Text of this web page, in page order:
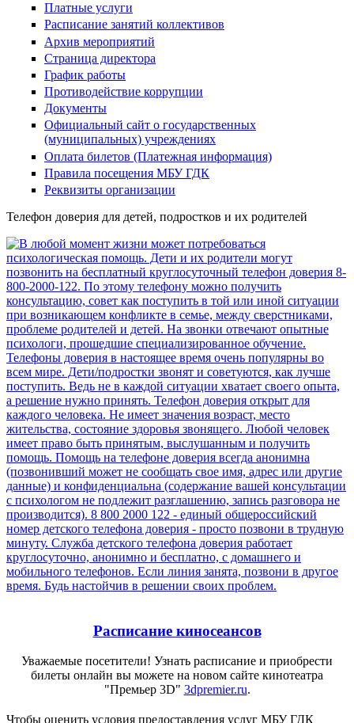
Платные услуги
Расписание занятий коллективов
Архив мероприятий
Страница директора
График работы
Противодействие коррупции
Документы
Официальный сайт о государственных
(муниципальных) учреждениях
Оплата билетов (Платежная информация)
Правила посещения МБУ ГДК
Реквизиты организации
Телефон доверия для детей, подростков и их родителей
Расписание киносеансов
Уважаемые посетители! Узнать расписание и приобрести
билеты онлайн вы можете на новом сайте кинотеатра
"Премьер 3D" 3dpremier.ru.
Чтобы оценить условия предоставления услуг МБУ ГДК